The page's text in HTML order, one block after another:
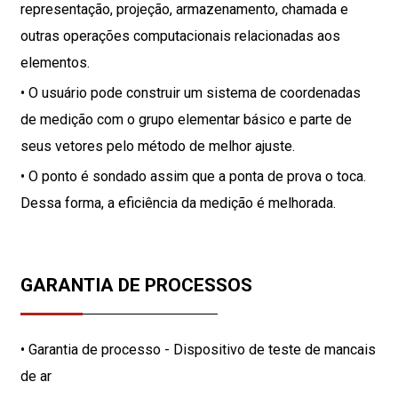
representação, projeção, armazenamento, chamada e
outras operações computacionais relacionadas aos
elementos.
• O usuário pode construir um sistema de coordenadas
de medição com o grupo elementar básico e parte de
seus vetores pelo método de melhor ajuste.
• O ponto é sondado assim que a ponta de prova o toca.
Dessa forma, a eficiência da medição é melhorada.
GARANTIA DE PROCESSOS
• Garantia de processo - Dispositivo de teste de mancais
de ar